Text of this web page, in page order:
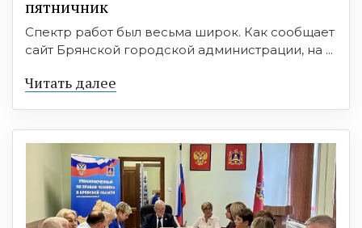
пятничник
Спектр работ был весьма широк. Как сообщает
сайт Брянской городской администрации, на ...
Читать далее